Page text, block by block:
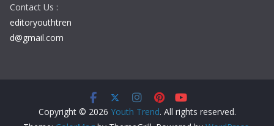
Contact Us :
editoryouthtren
d@gmail.com
Copyright © 2026 Youth Trend. All rights reserved.